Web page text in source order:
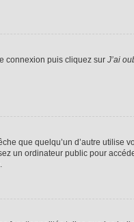
connexion puis cliquez sur J’ai
que quelqu’un d’autre utilise
un ordinateur public pour